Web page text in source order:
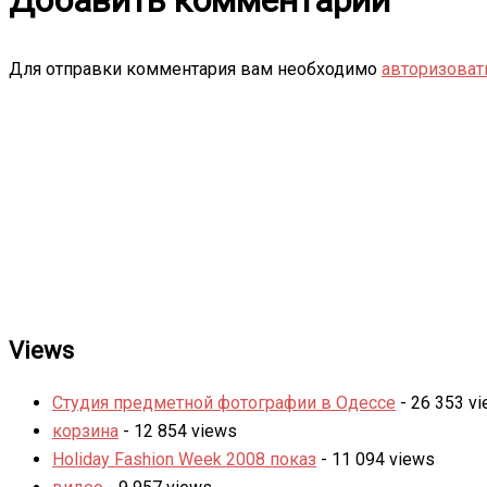
Для отправки комментария вам необходимо
Views
Студия предметной фотографии в Одессе - 26 353
корзина - 12 854 views
Holiday Fashion Week 2008 показ - 11 094 views